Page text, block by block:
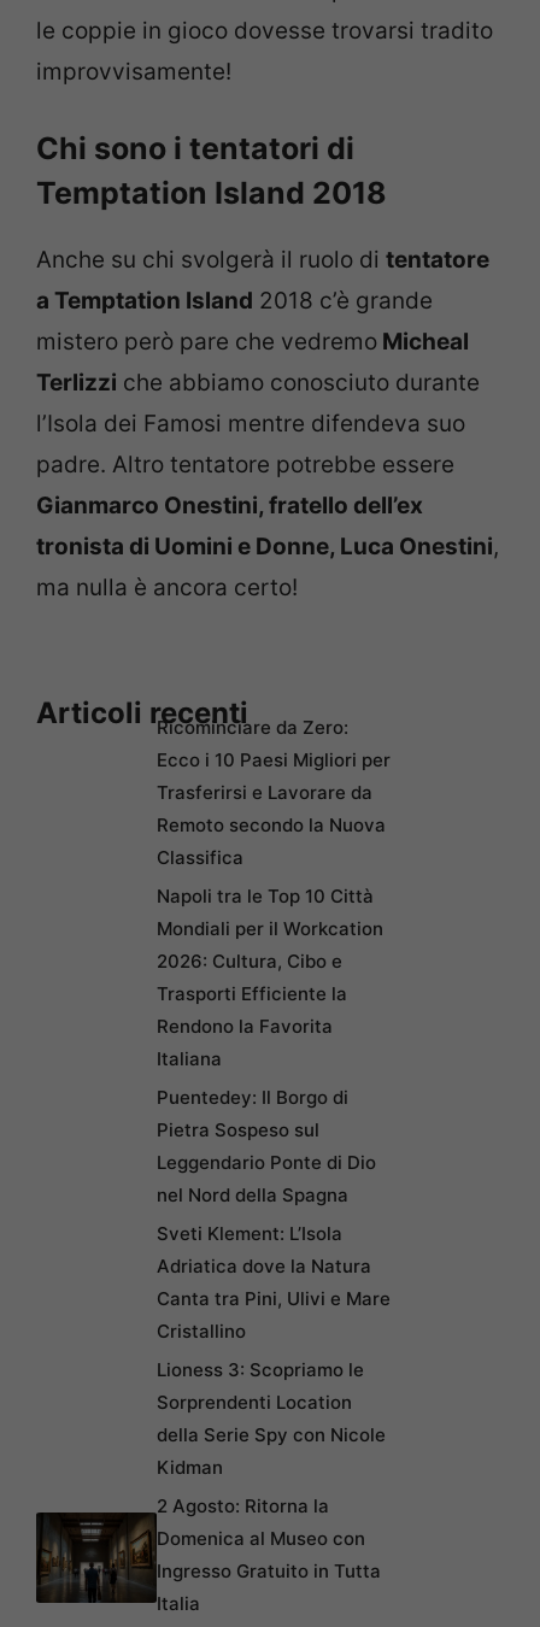
le coppie in gioco dovesse trovarsi tradito
improvvisamente!
Chi sono i tentatori di
Temptation Island 2018
Anche su chi svolgerà il ruolo di tentatore
a Temptation Island 2018 c’è grande
mistero però pare che vedremo Micheal
Terlizzi che abbiamo conosciuto durante
l’Isola dei Famosi mentre difendeva suo
padre. Altro tentatore potrebbe essere
Gianmarco Onestini, fratello dell’ex
tronista di Uomini e Donne, Luca Onestini,
ma nulla è ancora certo!
Articoli recentiRicominciare da Zero:
Ecco i 10 Paesi Migliori per
Trasferirsi e Lavorare da
Remoto secondo la Nuova
Classifica
Napoli tra le Top 10 Città
Mondiali per il Workcation
2026: Cultura, Cibo e
Trasporti Efficiente la
Rendono la Favorita
Italiana
Puentedey: Il Borgo di
Pietra Sospeso sul
Leggendario Ponte di Dio
nel Nord della Spagna
Sveti Klement: L’Isola
Adriatica dove la Natura
Canta tra Pini, Ulivi e Mare
Cristallino
Lioness 3: Scopriamo le
Sorprendenti Location
della Serie Spy con Nicole
Kidman
2 Agosto: Ritorna la
Domenica al Museo con
Ingresso Gratuito in Tutta
Italia